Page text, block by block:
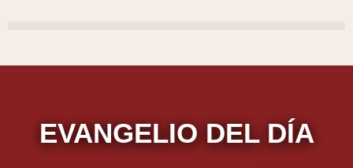
EVANGELIO DEL DÍA